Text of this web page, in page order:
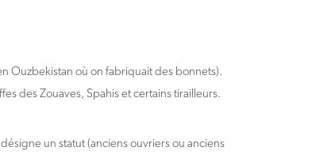
Ouzbekistan où on fabriquait des bonnets).
des Zouaves, Spahis et certains tirailleurs.
un statut (anciens ouvriers ou anciens